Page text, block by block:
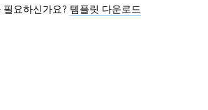
요하신가요? 템플릿 다운로드